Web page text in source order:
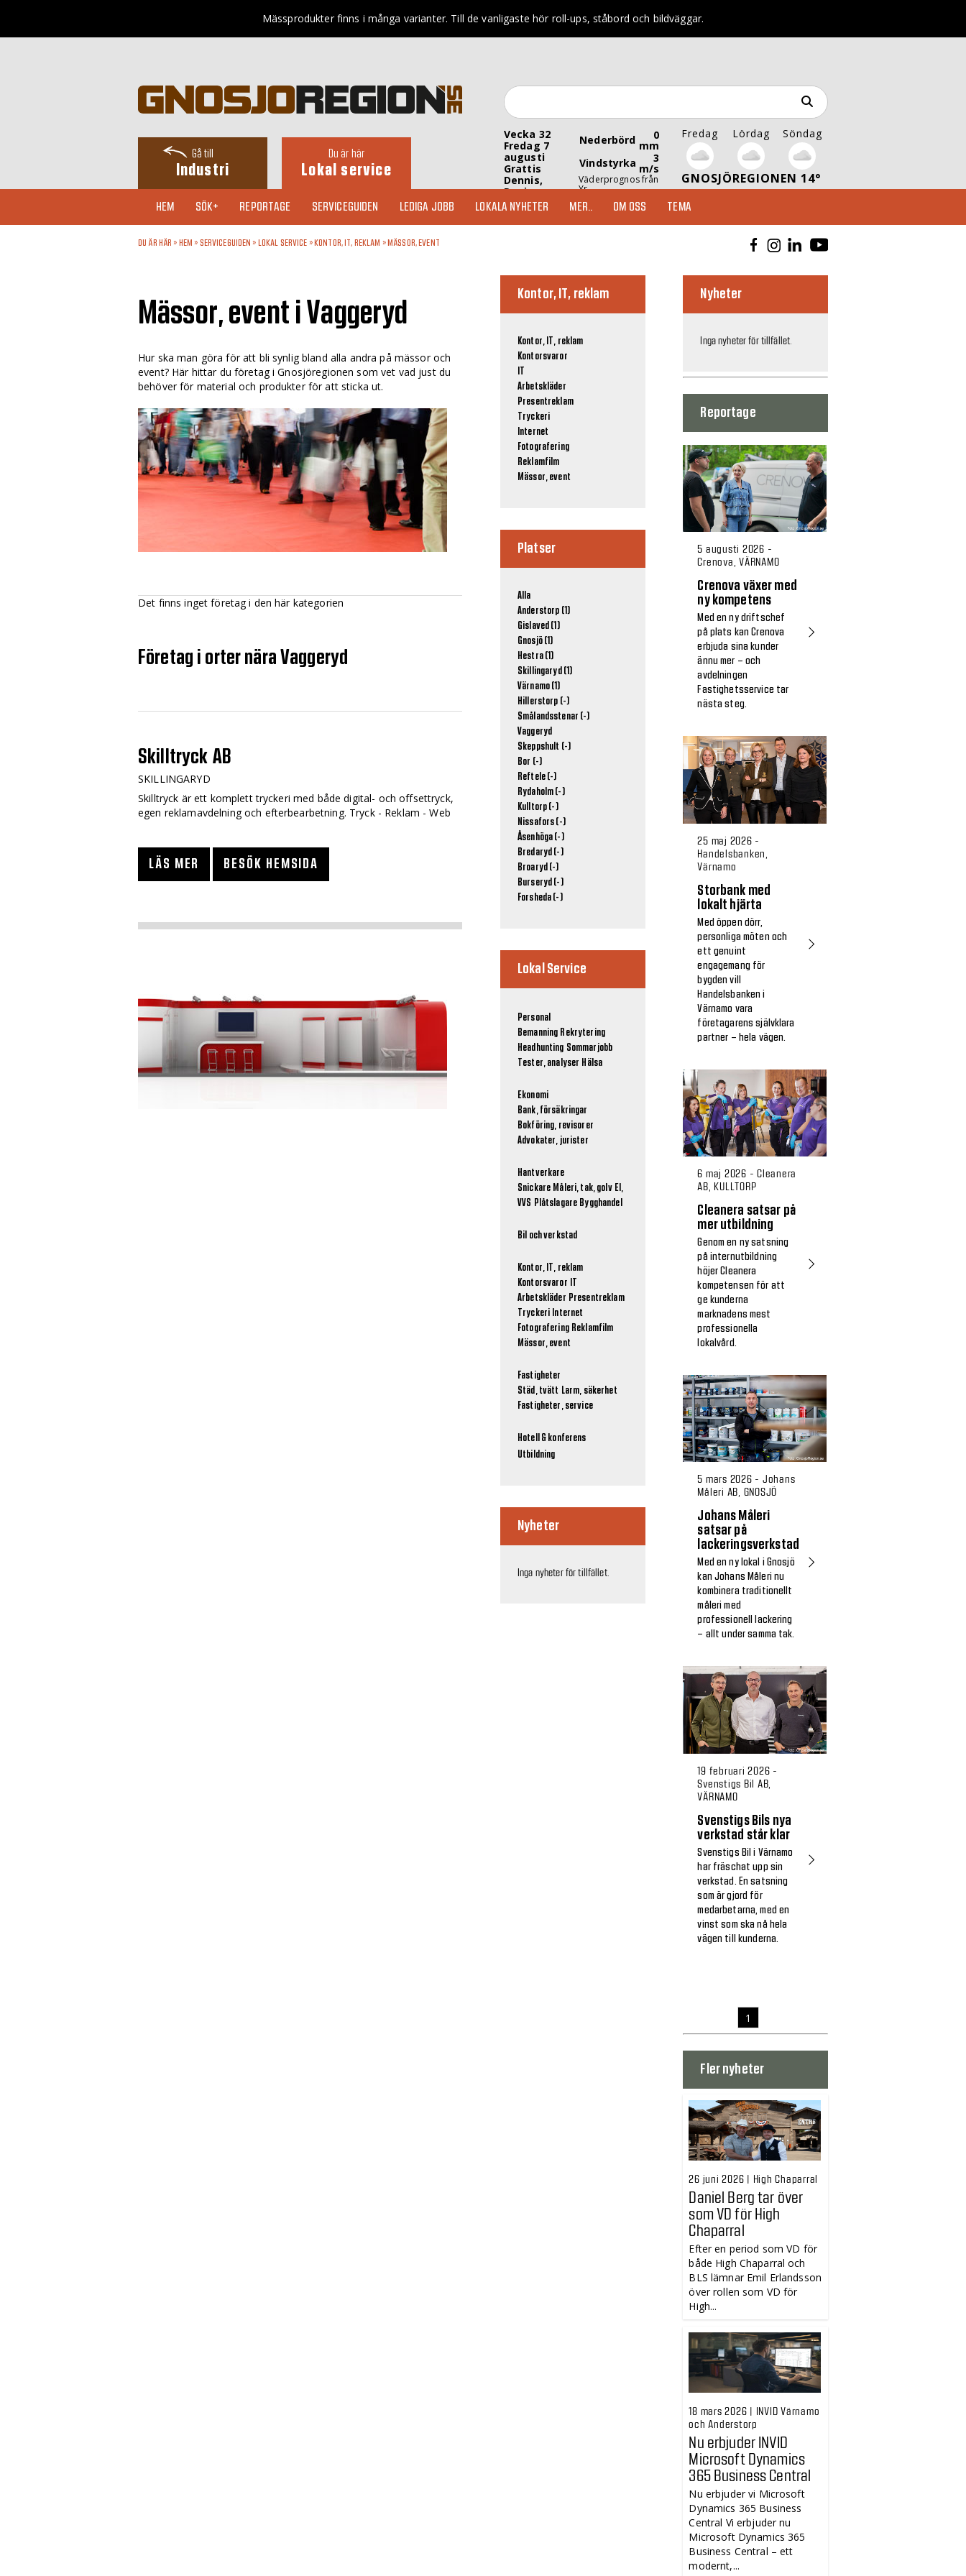
Mässprodukter finns i många varianter. Till de vanligaste hör roll-ups, ståbord och bildväggar.
Gå till
Industri
Du är här
Lokal service
Vecka 32
Fredag 7
augusti
Grattis
Dennis,
Denise
Nederbörd 0
mm
Vindstyrka
3
m/s
Väderprognos från
Yr
Fredag Lördag Söndag
GNOSJÖREGIONEN 14°
HEM SÖK+ REPORTAGE SERVICEGUIDEN LEDIGA JOBB LOKALA NYHETER MER.. OM OSS TEMA
DU ÄR HÄR » HEM » SERVICEGUIDEN » LOKAL SERVICE » KONTOR, IT, REKLAM » MÄSSOR, EVENT
Mässor, event i Vaggeryd
Hur ska man göra för att bli synlig bland alla andra på mässor och
event? Här hittar du företag i Gnosjöregionen som vet vad just du
behöver för material och produkter för att sticka ut.
Det finns inget företag i den här kategorien
Företag i orter nära Vaggeryd
Skilltryck AB
SKILLINGARYD
Skilltryck är ett komplett tryckeri med både digital- och offsettryck,
egen reklamavdelning och efterbearbetning. Tryck - Reklam - Web
LÄS MER BESÖK HEMSIDA
Kontor, IT, reklam
Kontor, IT, reklam
Kontorsvaror
Arbetskläder
Presentreklam
Tryckeri
Internet
Fotografering
Reklamfilm
Mässor, event
Platser
Alla
Anderstorp (1)
Gislaved (1)
Gnosjö (1)
Hestra (1)
Skillingaryd (1)
Värnamo (1)
Hillerstorp (-)
Smålandsstenar (-)
Vaggeryd
Skeppshult (-)
Bor (-)
Reftele (-)
Rydaholm (-)
Kulltorp (-)
Nissafors (-)
Åsenhöga (-)
Bredaryd (-)
Broaryd (-)
Burseryd (-)
Forsheda (-)
Lokal Service
Personal
Bemanning Rekrytering
Headhunting Sommarjobb
Tester, analyser Hälsa
Ekonomi
Bank, försäkringar
Bokföring, revisorer
Advokater, jurister
Hantverkare
Snickare Måleri, tak, golv El,
VVS Plåtslagare Bygghandel
Bil och verkstad
Kontor, IT, reklam
Kontorsvaror
Arbetskläder Presentreklam
Tryckeri Internet
Fotografering Reklamfilm
Mässor, event
Fastigheter
Städ, tvätt Larm, säkerhet
Fastigheter, service
Hotell & konferens
Utbildning
Nyheter
Inga nyheter för tillfället.
Nyheter
Inga nyheter för tillfället.
Reportage
5 augusti 2026 -
Crenova, VÄRNAMO
Crenova växer med
ny kompetens
Med en ny driftschef
på plats kan Crenova
erbjuda sina kunder
ännu mer – och
avdelningen
Fastighetsservice tar
nästa steg.
25 maj 2026 -
Handelsbanken,
Värnamo
Storbank med
lokalt hjärta
Med öppen dörr,
personliga möten och
ett genuint
engagemang för
bygden vill
Handelsbanken i
Värnamo vara
företagarens självklara
partner – hela vägen.
6 maj 2026 - Cleanera
AB, KULLTORP
Cleanera satsar på
mer utbildning
Genom en ny satsning
på internutbildning
höjer Cleanera
kompetensen för att
ge kunderna
marknadens mest
professionella
lokalvård.
5 mars 2026 - Johans
Måleri AB, GNOSJÖ
Johans Måleri
satsar på
lackeringsverkstad
Med en ny lokal i Gnosjö
kan Johans Måleri nu
kombinera traditionellt
måleri med
professionell lackering
– allt under samma tak.
19 februari 2026 -
Svenstigs Bil AB,
VÄRNAMO
Svenstigs Bils nya
verkstad står klar
Svenstigs Bil i Värnamo
har fräschat upp sin
verkstad. En satsning
som är gjord för
medarbetarna, med en
vinst som ska nå hela
vägen till kunderna.
1
Fler nyheter
26 juni 2026 | High Chaparral
Daniel Berg tar över
som VD för High
Chaparral
Efter en period som VD för
både High Chaparral och
BLS lämnar Emil Erlandsson
över rollen som VD för
High...
18 mars 2026 | INVID Värnamo
och Anderstorp
Nu erbjuder INVID
Microsoft Dynamics
365 Business Central
Nu erbjuder vi Microsoft
Dynamics 365 Business
Central Vi erbjuder nu
Microsoft Dynamics 365
Business Central – ett
modernt,...